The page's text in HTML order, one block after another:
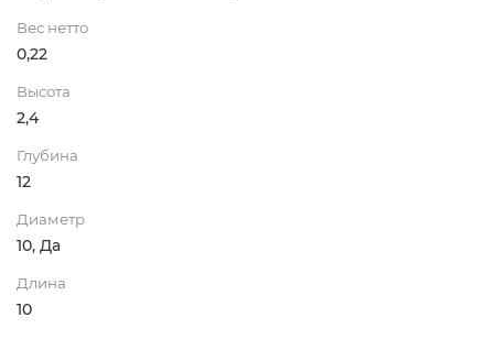
Вес нетто
0,22
Высота
2,4
Глубина
12
Диаметр
10, Да
Длина
10